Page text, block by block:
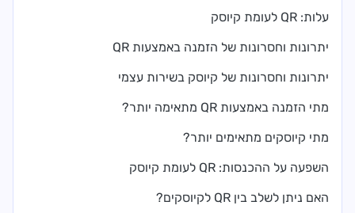
עלות: QR לעומת קיוסק
יתרונות וחסרונות של הזמנה באמצעות QR
יתרונות וחסרונות של קיוסק בשירות עצמי
מתי הזמנה באמצעות QR מתאימה יותר?
מתי קיוסקים מתאימים יותר?
השפעה על ההכנסות: QR לעומת קיוסק
האם ניתן לשלב בין QR לקיוסקים?